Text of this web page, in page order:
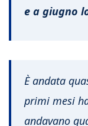
e a giugno
È andata
primi mesi
andavano